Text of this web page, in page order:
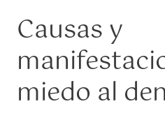
Causas y
miedo al